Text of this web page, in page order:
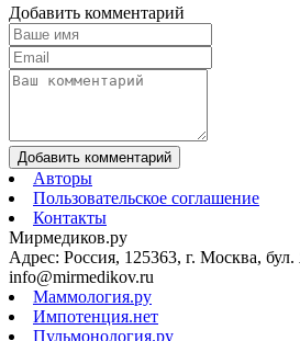
Добавить комментарий
Добавить комментарий
Авторы
Пользовательское соглашение
Контакты
Мирмедиков.ру
Адрес: Россия, 125363, г. Москва,
info@mirmedikov.ru
Маммология.ру
Импотенция.нет
Пульмонология.ру